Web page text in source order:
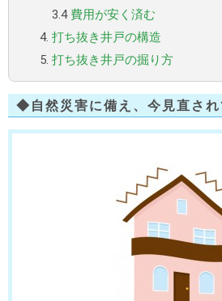
3.4費用が安く済む
4. 打ち抜き井戸の構造
5. 打ち抜き井戸の掘り方
◆自然災害に備え、今見直され